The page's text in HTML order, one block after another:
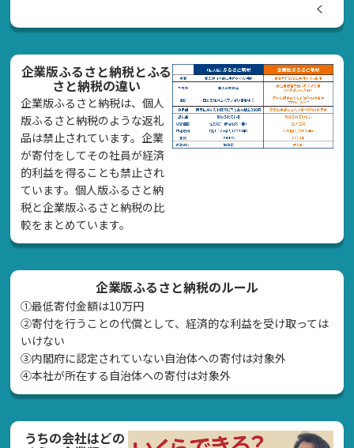
く
企業版ふるさと納税とふる
さと納税の違い
企業版ふるさと納税は、個人
版ふるさと納税のような返礼
品は禁止されています。企業
が寄付をしてその社員が経済
的利益を得ることも禁止され
ています。個人版ふるさと納
税と企業版ふるさと納税の比
較をまとめています。
企業版ふるさと納税のルール
①最低寄付金額は10万円
②寄付を行うことの代償として、経済的な利益を受け取っては
いけない
➂内閣府に認定されていない自治体への寄付は対象外
④本社が所在する自治体への寄付は対象外
うちの会社はどの